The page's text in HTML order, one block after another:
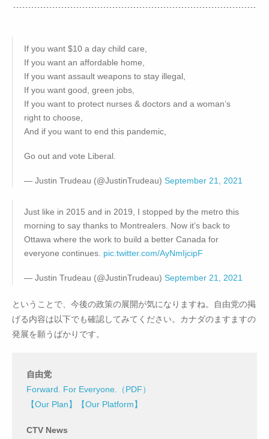
If you want $10 a day child care,
If you want an affordable home,
If you want assault weapons to stay illegal,
If you want good, green jobs,
If you want to protect nurses & doctors and a woman’s
right to choose,
And if you want to end this pandemic,
Go out and vote Liberal.
— Justin Trudeau (@JustinTrudeau) September 21, 2021
Just like in 2015 and in 2019, I stopped by the metro this
morning to say thanks to Montrealers. Now it’s back to
Ottawa where the work to build a better Canada for
everyone continues. pic.twitter.com/AyNmIjcipF
— Justin Trudeau (@JustinTrudeau) September 21, 2021
ということで、今後の政策の展開が気になりますね。自由党の掲
げる内容は以下でも確認してみてください。カナダのますますの
発展を願うばかりです。
自由党
Forward. For Everyone.（PDF）
【Our Plan】
【Our Platform】
CTV News